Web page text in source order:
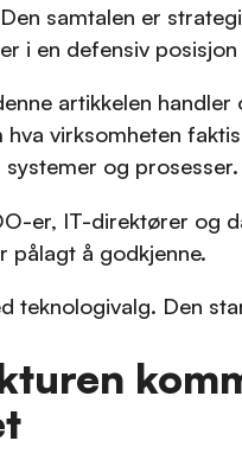
samtalen er
i en defensiv
artikkelen
virksomheten
og prosesser.
er, IT-direktører og
pålagt å godkjenne.
teknologivalg. Den